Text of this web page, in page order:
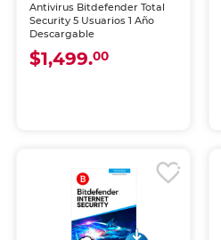
Antivirus Bitdefender Total
Security 5 Usuarios 1 Año
Descargable
$1,499.00